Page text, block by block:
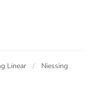
Linear
Niessing